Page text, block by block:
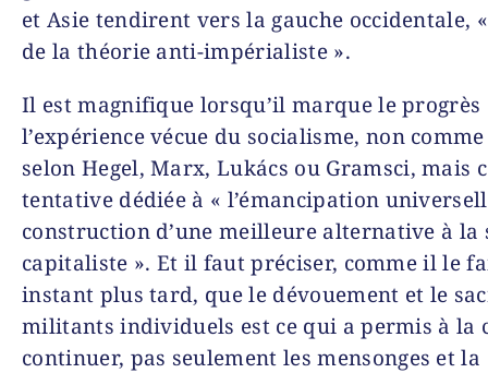
et Asie tendirent vers la gauche occidentale,
de la théorie anti-impérialiste ».
Il est magnifique lorsqu’il marque le
l’expérience vécue du socialisme, non
selon Hegel, Marx, Lukács ou Gramsci, mais
tentative dédiée à « l’émancipation
construction d’une meilleure alternative à la
capitaliste ». Et il faut préciser, comme il le
instant plus tard, que le dévouement et le
militants individuels est ce qui a permis à la
continuer, pas seulement les mensonges et la